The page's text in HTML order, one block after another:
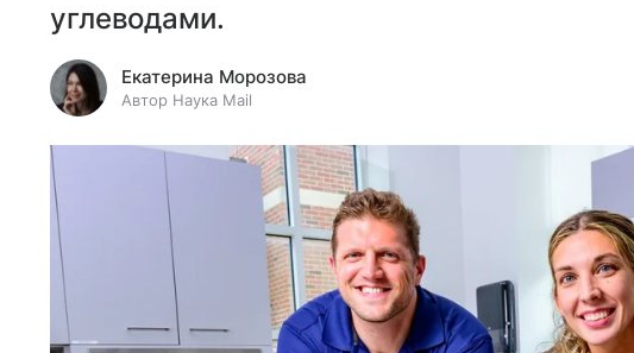
углеводами.
Екатерина Морозова
Автор Наука Mail